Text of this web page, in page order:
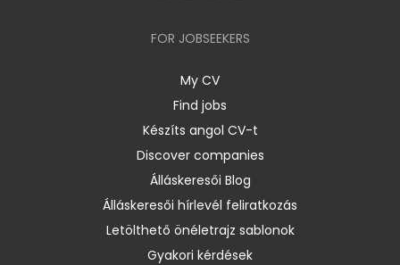
FOR JOBSEEKERS
My CV
Find jobs
Készíts angol CV-t
Discover companies
Álláskeresői Blog
Álláskeresői hírlevél feliratkozás
Letölthető önéletrajz sablonok
Gyakori kérdések